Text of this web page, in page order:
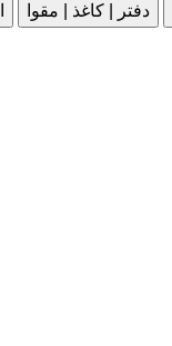
دفتر | کاغذ | مقوا